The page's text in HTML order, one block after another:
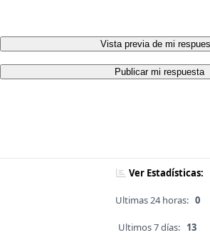
Vista previa de mi
Publicar mi respuesta
Ver Estadísticas:
Ultimas 24 horas: 0
Ultimos 7 días: 13